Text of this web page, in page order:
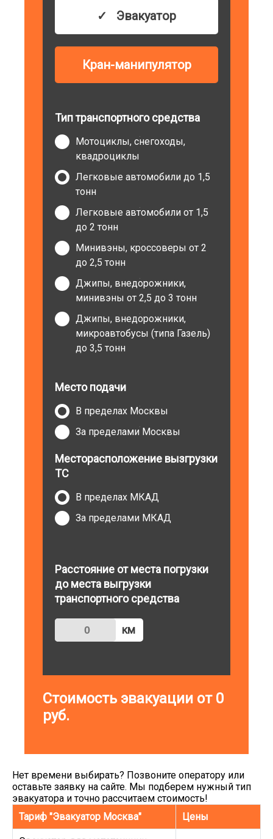
Эвакуатор
Кран-манипулятор
Тип транспортного средства
Мотоциклы, снегоходы,
квадроциклы
Легковые автомобили до 1,5
тонн
Легковые автомобили от 1,5
до 2 тонн
Минивэны, кроссоверы от 2
до 2,5 тонн
Джипы, внедорожники,
минивэны от 2,5 до 3 тонн
Джипы, внедорожники,
микроавтобусы (типа Газель)
до 3,5 тонн
Место подачи
В пределах Москвы
За пределами Москвы
Месторасположение вызгрузки
ТС
В пределах МКАД
За пределами МКАД
Расстояние от места погрузки
до места выгрузки
транспортного средства
км
Стоимость эвакуации от 0
руб.
Нет времени выбирать? Позвоните оператору или
оставьте заявку на сайте. Мы подберем нужный тип
эвакуатора и точно рассчитаем стоимость!
Тариф "Эвакуатор Москва"
Цены